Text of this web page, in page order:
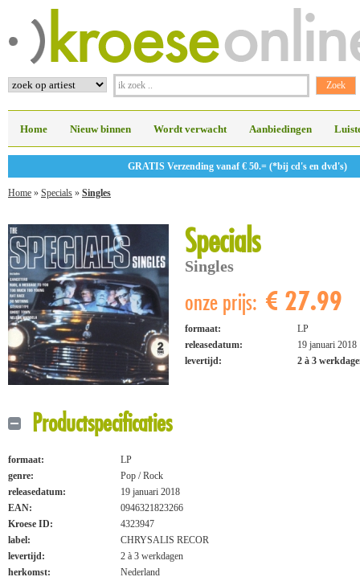
Home Nieuw binnen Wordt verwacht Aanbiedingen
GRATIS Verzending vanaf € 50.= (*bij cd's en dvd's)
Home » Specials » Singles
Specials
Singles
onze prijs: € 27.99
formaat:
LP
releasedatum:
19 januari 2018
levertijd:
2 à 3
Productspecificaties
formaat:
LP
genre:
Pop / Rock
releasedatum:
19 januari 2018
EAN:
0946321823266
Kroese ID:
4323947
label:
CHRYSALIS RECOR
levertijd:
2 à 3 werkdagen
herkomst:
Nederland